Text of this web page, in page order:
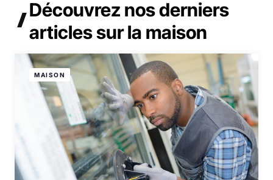
Découvrez nos derniers
articlessur la maison
MAISON